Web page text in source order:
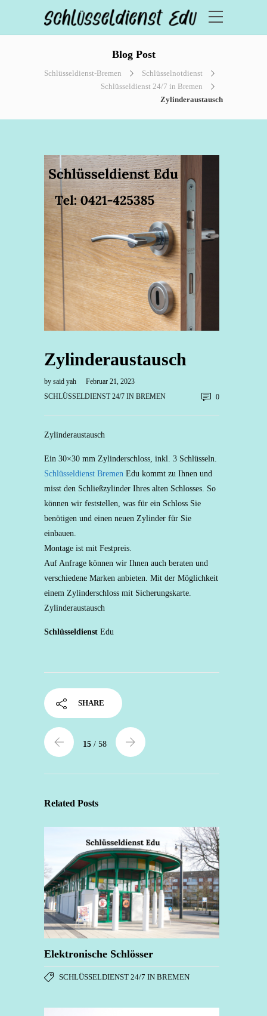
Blog Post
Schlüsseldienst-Bremen
Schlüsselnotdienst
Schlüsseldienst 24/7 in Bremen
Zylinderaustausch
Zylinderaustausch
by said yah
Februar 21, 2023
SCHLÜSSELDIENST 24/7 IN BREMEN
0
Zylinderaustausch
Ein 30×30 mm Zylinderschloss, inkl. 3 Schlüsseln.
Schlüsseldienst Bremen Edu kommt zu Ihnen und
misst den Schließzylinder Ihres alten Schlosses. So
können wir feststellen, was für ein Schloss Sie
benötigen und einen neuen Zylinder für Sie
einbauen.
Montage ist mit Festpreis.
Auf Anfrage können wir Ihnen auch beraten und
verschiedene Marken anbieten. Mit der Möglichkeit
einem Zylinderschloss mit Sicherungskarte.
Zylinderaustausch
Schlüsseldienst Edu
SHARE
15 / 58
Related Posts
Elektronische Schlösser
SCHLÜSSELDIENST 24/7 IN BREMEN